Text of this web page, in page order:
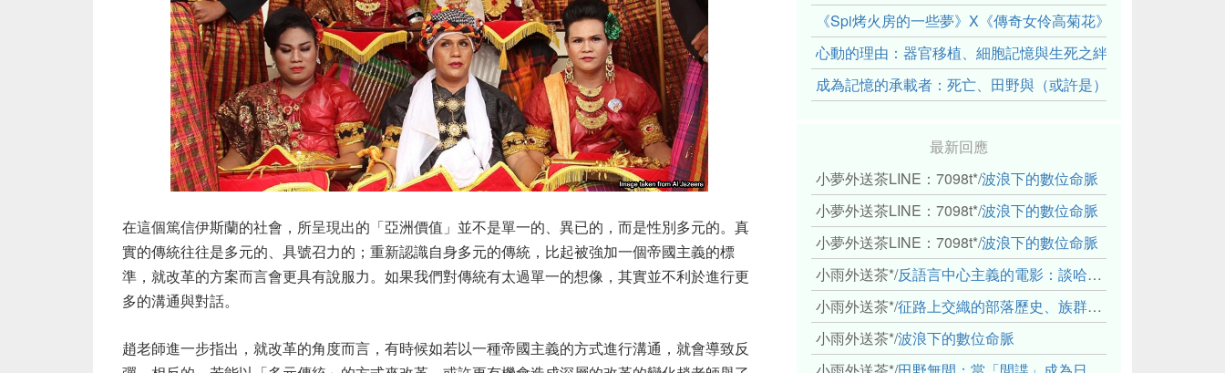
在這個篤信伊斯蘭的社會，所呈現出的「亞洲價值」並不是單一的、異已的，而是性別多元的。真
實的傳統往往是多元的、具號召力的；重新認識自身多元的傳統，比起被強加一個帝國主義的標
準，就改革的方案而言會更具有說服力。如果我們對傳統有太過單一的想像，其實並不利於進行更
多的溝通與對話。
趙老師進一步指出，就改革的角度而言，有時候如若以一種帝國主義的方式進行溝通，就會導致反
《Spi烤火房的一些夢》X《傳奇女伶高菊花》： 透過紀錄片
心動的理由：器官移植、細胞記憶與生死之絆
成為記憶的承載者：死亡、田野與（或許是）人類學的成年禮
最新回應
小夢外送茶LINE：7098t*/波浪下的數位命脈
小夢外送茶LINE：7098t*/波浪下的數位命脈
小夢外送茶LINE：7098t*/波浪下的數位命脈
小雨外送茶*/反語言中心主義的電影：談哈佛感官民族誌實驗室
小雨外送茶*/征路上交織的部落歷史、族群與國家邊界敘事： 《路有多長》、《高砂的翅膀》、《檔案／李光輝》
小雨外送茶*/波浪下的數位命脈